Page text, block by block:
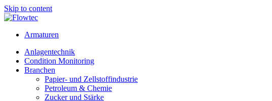
Skip to content
Armaturen
Anlagentechnik
Condition Monitoring
Branchen
Papier- und Zellstoffindustrie
Petroleum & Chemie
Zucker und Stärke